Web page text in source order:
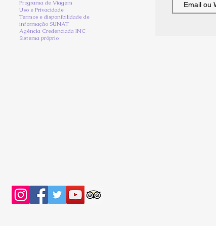
Programa de Viagem
Uso e Privacidade
Termos e disponibilidade de
informação SUNAT
Agência Credenciada INC -
Sistema próprio